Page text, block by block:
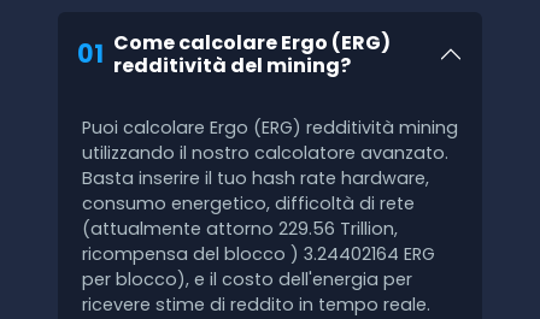
01 Come calcolare Ergo (ERG)
redditività del mining?
Puoi calcolare Ergo (ERG) redditività mining
utilizzando il nostro calcolatore avanzato.
Basta inserire il tuo hash rate hardware,
consumo energetico, difficoltà di rete
(attualmente attorno 229.56 Trillion,
ricompensa del blocco ) 3.24402164 ERG
per blocco), e il costo dell'energia per
ricevere stime di reddito in tempo reale.